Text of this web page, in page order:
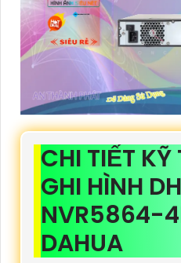
CHI TIẾT
GHI HÌNH
NVR5864-
DAHUA